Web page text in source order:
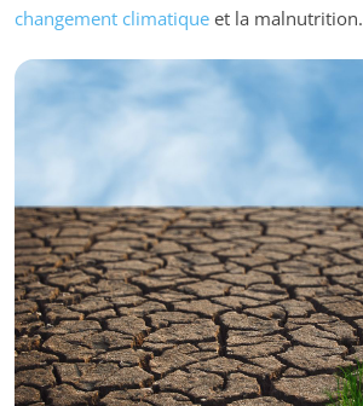
changement climatique et la malnutrition.